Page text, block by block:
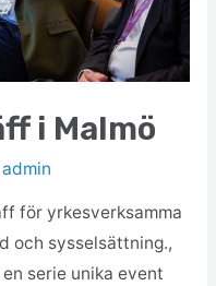
i Malmö
admin
för yrkesverksamma
och sysselsättning.,
serie unika event